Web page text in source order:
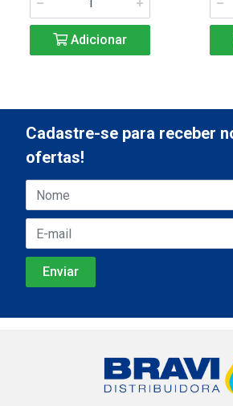
Adicionar
Cadastre-se para receber
ofertas!